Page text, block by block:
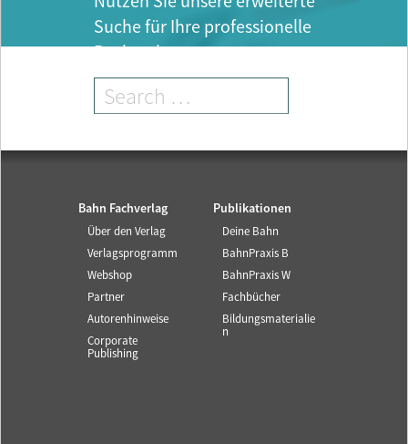
Suche für Ihre professionelle
Recherche.
Bahn Fachverlag
Über den Verlag
Verlagsprogramm
Webshop
Partner
Autorenhinweise
Corporate
Publishing
Publikationen
Deine Bahn
BahnPraxis B
BahnPraxis W
Fachbücher
Bildungsmaterialie
n